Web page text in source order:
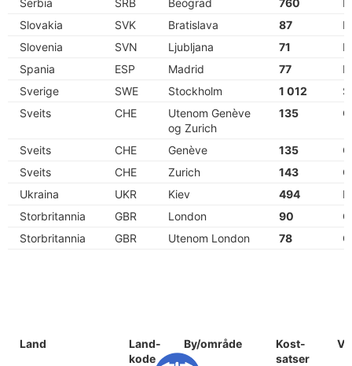
Serbia SRB Beograd 760
Slovakia
SVK Bratislava 87
Slovenia
SVN Ljubljana 71
Spania
ESP Madrid 77
Sverige
SWE Stockholm 1 012
Sveits
CHE
Utenom Genève
og Zurich
135
Sveits CHE Genève 135
Sveits
CHE Zurich 143
Ukraina
UKR Kiev 494
Storbritannia
GBR London 90
Storbritannia
GBR Utenom London 78
Land
Land-
kode
By/område
Kost-
satser